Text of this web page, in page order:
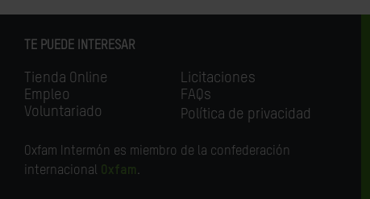
TE PUEDE INTERESAR
Tienda Online
Empleo
Voluntariado
Licitaciones
FAQs
Política de privacidad
Oxfam Intermón es miembro de la confederación
internacional Oxfam.